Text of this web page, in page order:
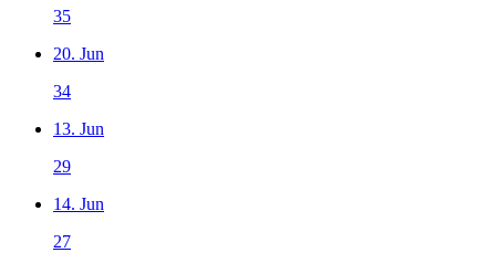
35
20. Jun
34
13. Jun
29
14. Jun
27